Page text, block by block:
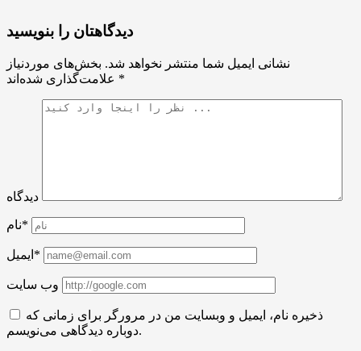
دیدگاهتان را بنویسید
نشانی ایمیل شما منتشر نخواهد شد. بخش‌های موردنیاز
*
دیدگاه
نام*
ایمیل*
وب سایت
ذخیره نام، ایمیل و وبسایت من در مرورگر برای زمانی که
دوباره دیدگاهی می‌نویسم.